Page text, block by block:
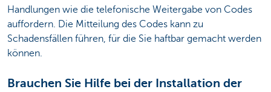
Handlungen wie die telefonische Weitergabe von Codes
auffordern. Die Mitteilung des Codes kann zu
Schadensfällen führen, für die Sie haftbar gemacht werden
können.
Brauchen Sie Hilfe bei der Installation der